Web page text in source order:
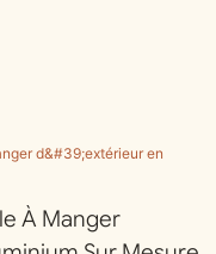
À Manger